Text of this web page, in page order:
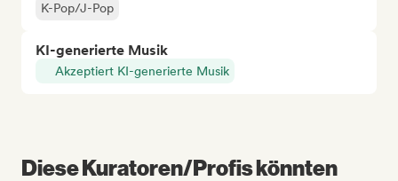
K-Pop/J-Pop
KI-generierte Musik
Akzeptiert KI-generierte Musik
Diese Kuratoren/Profis könnten